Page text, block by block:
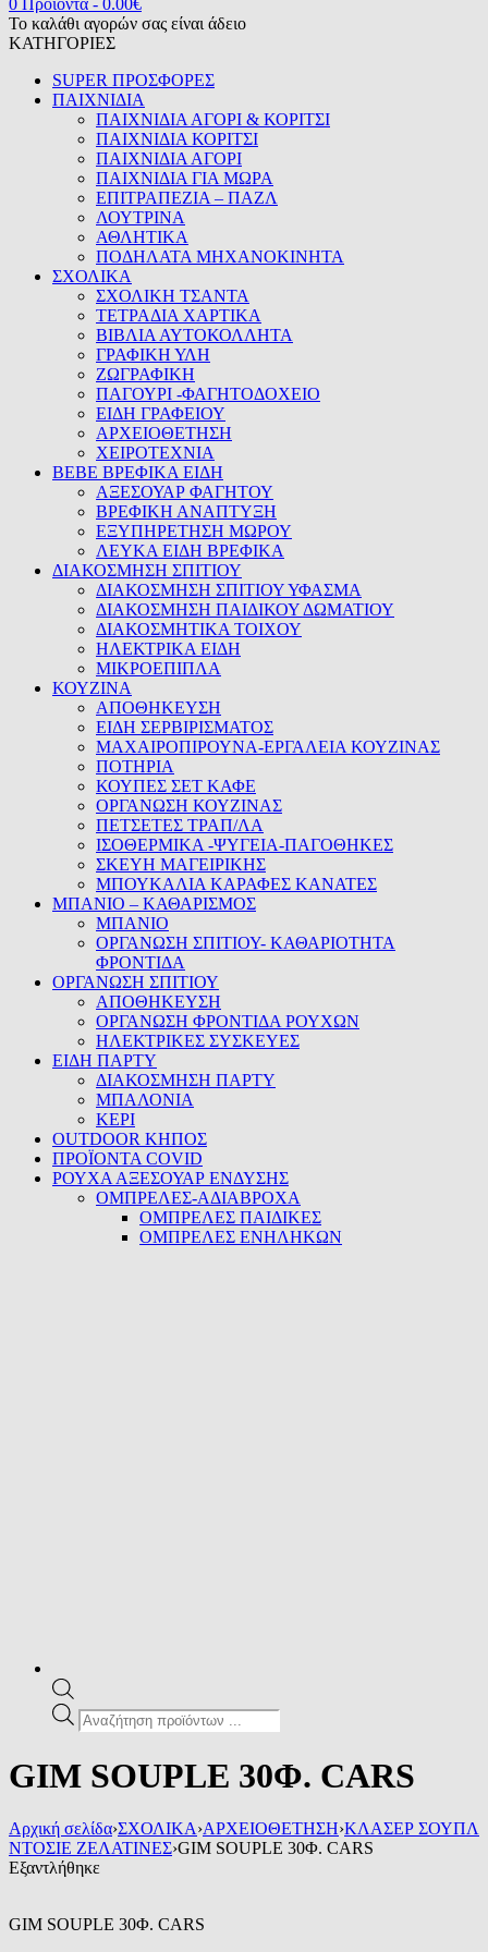
Το καλάθι αγορών σας είναι άδειο
ΚΑΤΗΓΟΡΙΕΣ
SUPER ΠΡΟΣΦΟΡΕΣ
ΠΑΙΧΝΙΔΙΑ
ΠΑΙΧΝΙΔΙΑ ΑΓΟΡΙ & ΚΟΡΙΤΣΙ
ΠΑΙΧΝΙΔΙΑ ΚΟΡΙΤΣΙ
ΠΑΙΧΝΙΔΙΑ ΑΓΟΡΙ
ΠΑΙΧΝΙΔΙΑ ΓΙΑ ΜΩΡΑ
ΕΠΙΤΡΑΠΕΖΙΑ – ΠΑΖΛ
ΛΟΥΤΡΙΝΑ
ΑΘΛΗΤΙΚΑ
ΠΟΔΗΛΑΤΑ ΜΗΧΑΝΟΚΙΝΗΤΑ
ΣΧΟΛΙΚΑ
ΣΧΟΛΙΚΗ ΤΣΑΝΤΑ
ΤΕΤΡΑΔΙΑ ΧΑΡΤΙΚΑ
ΒΙΒΛΙΑ ΑΥΤΟΚΟΛΛΗΤΑ
ΓΡΑΦΙΚΗ ΥΛΗ
ΖΩΓΡΑΦΙΚΗ
ΠΑΓΟΥΡΙ -ΦΑΓΗΤΟΔΟΧΕΙΟ
ΕΙΔΗ ΓΡΑΦΕΙΟΥ
ΑΡΧΕΙΟΘΕΤΗΣΗ
ΧΕΙΡΟΤΕΧΝΙΑ
BEBE ΒΡΕΦΙΚΑ ΕΙΔΗ
ΑΞΕΣΟΥΑΡ ΦΑΓΗΤΟΥ
ΒΡΕΦΙΚΗ ΑΝΑΠΤΥΞΗ
ΕΞΥΠΗΡΕΤΗΣΗ ΜΩΡΟΥ
ΛΕΥΚΑ ΕΙΔΗ ΒΡΕΦΙΚΑ
ΔΙΑΚΟΣΜΗΣΗ ΣΠΙΤΙΟΥ
ΔΙΑΚΟΣΜΗΣΗ ΣΠΙΤΙΟΥ ΥΦΑΣΜΑ
ΔΙΑΚΟΣΜΗΣΗ ΠΑΙΔΙΚΟΥ ΔΩΜΑΤΙΟΥ
ΔΙΑΚΟΣΜΗΤΙΚΑ ΤΟΙΧΟΥ
ΗΛΕΚΤΡΙΚΑ ΕΙΔΗ
ΜΙΚΡΟΕΠΙΠΛΑ
ΚΟΥΖΙΝΑ
ΑΠΟΘΗΚΕΥΣΗ
ΕΙΔΗ ΣΕΡΒΙΡΙΣΜΑΤΟΣ
ΜΑΧΑΙΡΟΠΙΡΟΥΝΑ-ΕΡΓΑΛΕΙΑ ΚΟΥΖΙΝΑΣ
ΠΟΤΗΡΙΑ
ΚΟΥΠΕΣ ΣΕΤ ΚΑΦΕ
ΟΡΓΑΝΩΣΗ ΚΟΥΖΙΝΑΣ
ΠΕΤΣΕΤΕΣ ΤΡΑΠ/ΛΑ
ΙΣΟΘΕΡΜΙΚΑ -ΨΥΓΕΙΑ-ΠΑΓΟΘΗΚΕΣ
ΣΚΕΥΗ ΜΑΓΕΙΡΙΚΗΣ
ΜΠΟΥΚΑΛΙΑ ΚΑΡΑΦΕΣ ΚΑΝΑΤΕΣ
ΜΠΑΝΙΟ – ΚΑΘΑΡΙΣΜΟΣ
ΜΠΑΝΙΟ
ΟΡΓΑΝΩΣΗ ΣΠΙΤΙΟΥ- ΚΑΘΑΡΙΟΤΗΤΑ
ΦΡΟΝΤΙΔΑ
ΟΡΓΑΝΩΣΗ ΣΠΙΤΙΟΥ
ΑΠΟΘΗΚΕΥΣΗ
ΟΡΓΑΝΩΣΗ ΦΡΟΝΤΙΔΑ ΡΟΥΧΩΝ
ΗΛΕΚΤΡΙΚΕΣ ΣΥΣΚΕΥΕΣ
ΕΙΔΗ ΠΑΡΤΥ
ΔΙΑΚΟΣΜΗΣΗ ΠΑΡΤΥ
ΜΠΑΛΟΝΙΑ
ΚΕΡΙ
OUTDOOR ΚΗΠΟΣ
ΠΡΟΪΟΝΤΑ COVID
ΡΟΥΧΑ ΑΞΕΣΟΥΑΡ ΕΝΔΥΣΗΣ
ΟΜΠΡΕΛΕΣ-ΑΔΙΑΒΡΟΧΑ
ΟΜΠΡΕΛΕΣ ΠΑΙΔΙΚΕΣ
ΟΜΠΡΕΛΕΣ ΕΝΗΛΗΚΩΝ
Products
search
GIM SOUPLE 30Φ. CARS
Αρχική σελίδα›ΣΧΟΛΙΚΑ›ΑΡΧΕΙΟΘΕΤΗΣΗ›ΚΛΑΣΕΡ ΣΟΥΠΛ
ΝΤΟΣΙΕ ΖΕΛΑΤΙΝΕΣ›GIM SOUPLE 30Φ. CARS
Εξαντλήθηκε
GIM SOUPLE 30Φ. CARS